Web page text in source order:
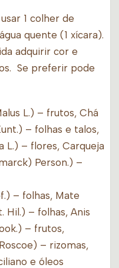
usar 1 colher de
quente (1 xícara).
adquirir cor e
Se preferir pode
L.) – frutos, Chá
– folhas e talos,
L.) – flores, Carqueja
Person.) –
– folhas, Mate
Hil.) – folhas, Anis
– frutos,
– rizomas,
e óleos